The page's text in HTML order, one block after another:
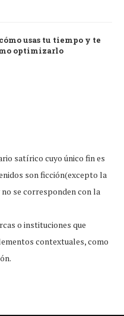
usas tu tiempo y te
optimizarlo
satírico cuyo único fin es
son ficción(excepto la
se corresponden con la
o instituciones que
contextuales, como